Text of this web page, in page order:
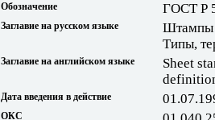
Обозначение ГОСТ Р
Заглавие на русском языке
Штампы
Типы,
Заглавие на английском языке
Sheet
Дата введения в действие
ОКС